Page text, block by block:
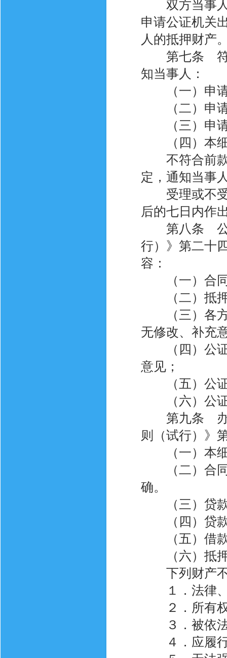
双方当事人
申请公证机关
人的抵押财产
第七条 符合
知当事人：
（一）申请
（二）申请
（三）申请
（四）本细
不符合前款
定，通知当事
受理或不受
后的七日内作
第八条 公证
行）》第二十
容：
（一）合同
（二）抵押
（三）各方
无修改、补充
（四）公证
意见；
（五）公证
（六）公证
第九条 办理
则（试行）》
（一）本细
（二）合同
确。
（三）贷款
（四）贷款
（五）借款
（六）抵押
下列财产不
１．法律、
２．所有权
３．被依法
４．应履行